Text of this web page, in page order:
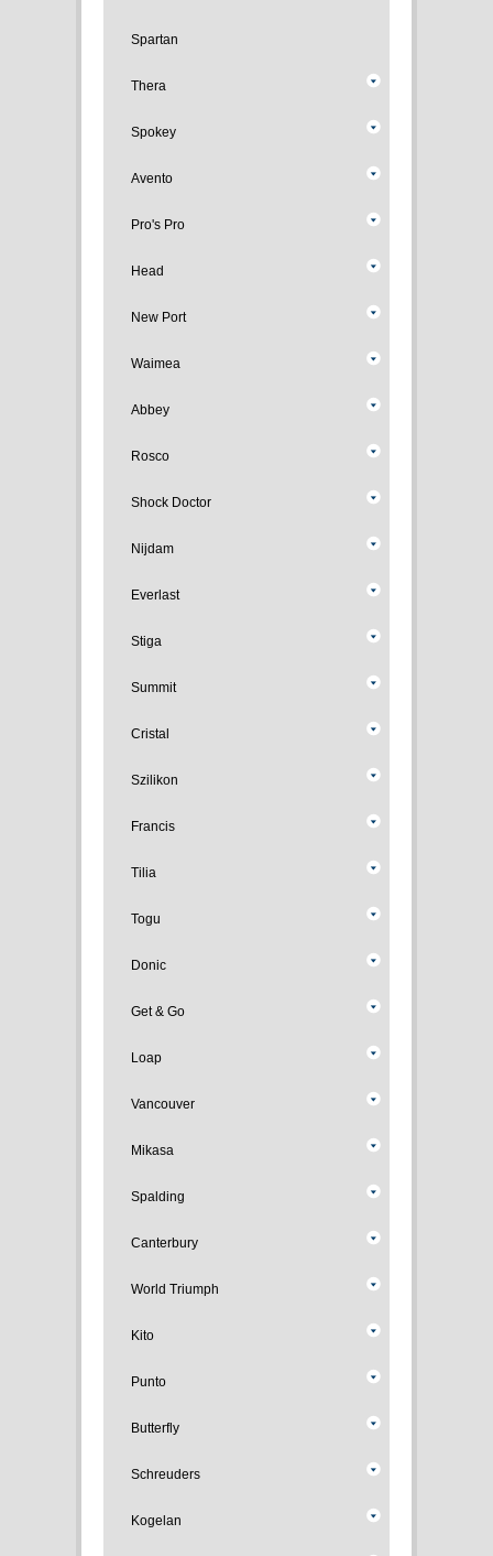
Spartan
Thera
Spokey
Avento
Pro's Pro
Head
New Port
Waimea
Abbey
Rosco
Shock Doctor
Nijdam
Everlast
Stiga
Summit
Cristal
Szilikon
Francis
Tilia
Togu
Donic
Get & Go
Loap
Vancouver
Mikasa
Spalding
Canterbury
World Triumph
Kito
Punto
Butterfly
Schreuders
Kogelan